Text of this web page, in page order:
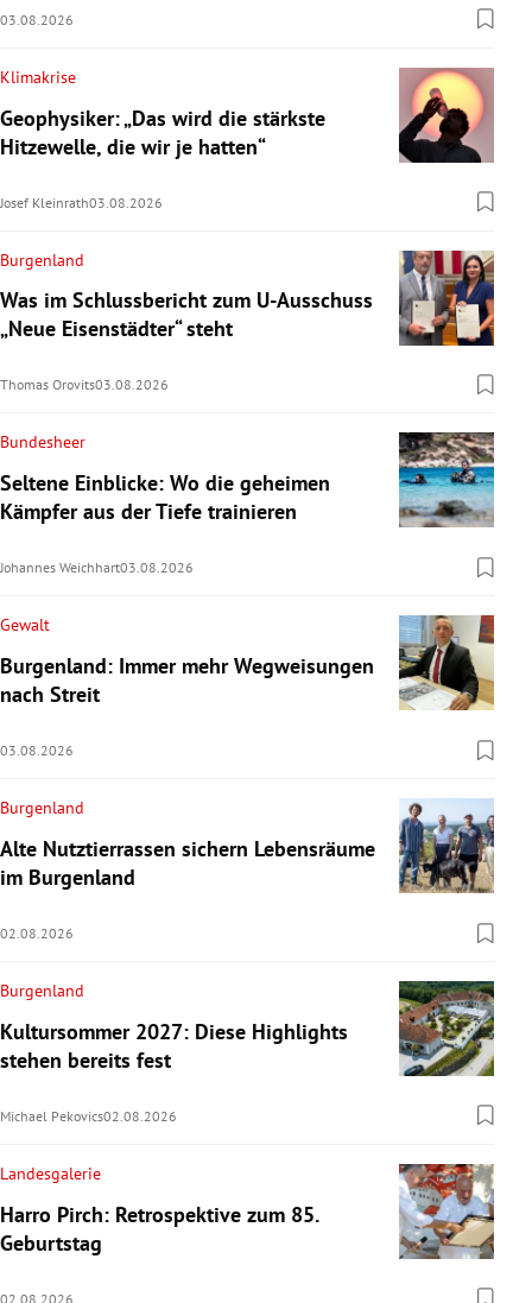
03.08.2026
Klimakrise
Geophysiker: „Das wird die stärkste
Hitzewelle, die wir je hatten“
Josef Kleinrath03.08.2026
Burgenland
Was im Schlussbericht zum U-Ausschuss
„Neue Eisenstädter“ steht
Thomas Orovits03.08.2026
Bundesheer
Seltene Einblicke: Wo die geheimen
Kämpfer aus der Tiefe trainieren
Johannes Weichhart03.08.2026
Gewalt
Burgenland: Immer mehr Wegweisungen
nach Streit
03.08.2026
Burgenland
Alte Nutztierrassen sichern Lebensräume
im Burgenland
02.08.2026
Burgenland
Kultursommer 2027: Diese Highlights
stehen bereits fest
Michael Pekovics02.08.2026
Landesgalerie
Harro Pirch: Retrospektive zum 85.
Geburtstag
02.08.2026